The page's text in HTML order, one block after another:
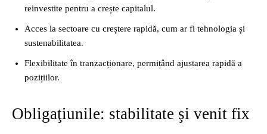
reinvestite pentru a crește capitalul.
Acces la sectoare cu creștere rapidă, cum ar fi tehnologia și
sustenabilitatea.
Flexibilitate în tranzacționare, permițând ajustarea rapidă a
pozițiilor.
Obligaţiunile: stabilitate şi venit fix